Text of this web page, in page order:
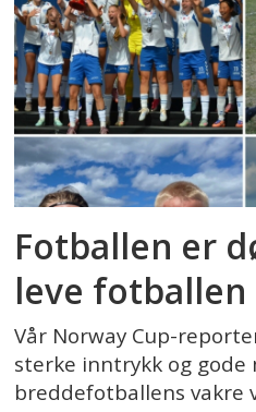
Fotballen er
leve fotballen
Vår Norway Cup-
sterke inntrykk og
breddefotballens vakre